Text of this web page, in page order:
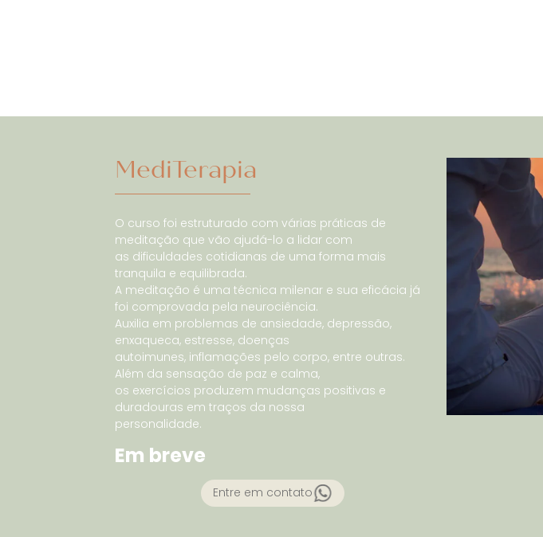
MediTerapia
O curso foi estruturado com várias práticas de
meditação que vão ajudá-lo a lidar com
as dificuldades cotidianas de uma forma mais
tranquila e equilibrada.
A meditação é uma técnica milenar e sua eficácia já
foi comprovada pela neurociência.
Auxilia em problemas de ansiedade, depressão,
enxaqueca, estresse, doenças
autoimunes, inflamações pelo corpo, entre outras.
Além da sensação de paz e calma,
os exercícios produzem mudanças positivas e
duradouras em traços da nossa
personalidade.
Em breve
Entre em contato